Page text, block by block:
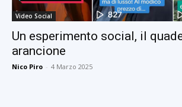
Video Social
Un esperimento social, il
arancione
Nico Piro - 4 Marzo 2025